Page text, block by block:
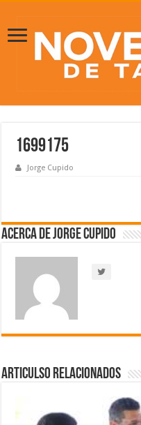
1699175
Jorge Cupido
Acerca de Jorge Cupido
Articulso Relacionados